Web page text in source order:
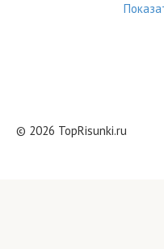
© 2026 TopRisunki.ru